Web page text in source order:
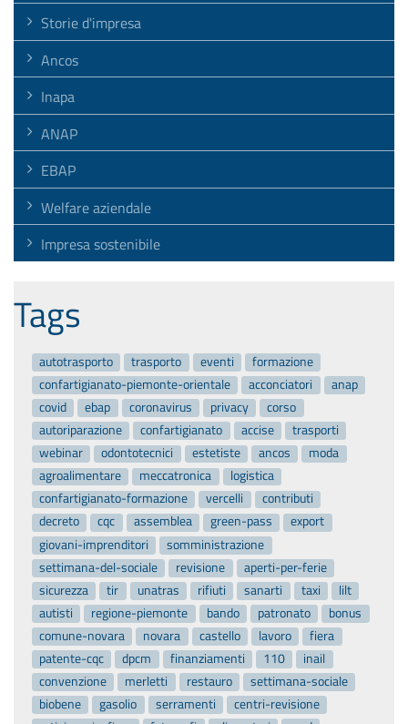
Storie d'impresa
Ancos
Inapa
ANAP
EBAP
Welfare aziendale
Impresa sostenibile
Tags
autotrasporto trasporto eventi
formazione
confartigianato-piemonte-orientale
acconciatori
anap
covid
ebap coronavirus privacy
corso
autoriparazione
confartigianato accise
trasporti
webinar
odontotecnici estetiste ancos
moda
agroalimentare
meccatronica
logistica
confartigianato-formazione
vercelli
contributi
decreto
cqc assemblea green-pass
export
giovani-imprenditori
somministrazione
settimana-del-sociale
revisione
aperti-per-ferie
sicurezza
tir unatras rifiuti sanarti taxi
lilt
autisti
regione-piemonte bando patronato
bonus
comune-novara
novara castello lavoro
fiera
patente-cqc
dpcm finanziamenti 110
inail
convenzione
merletti restauro
settimana-sociale
biobene
gasolio serramenti
centri-revisione